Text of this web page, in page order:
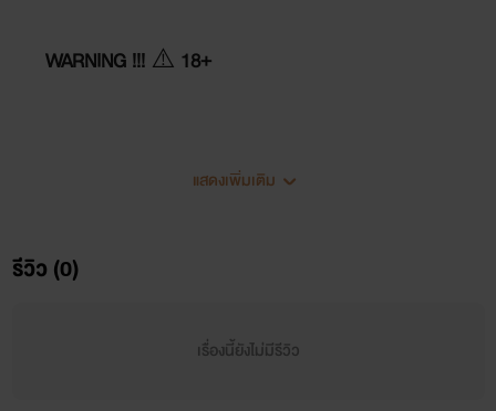
WARNING !!!⚠️ 18+
~นิยายเรื่องนี้อาจมีเนื้อหาไม่เหมาะสมกับผู้อ่านที่มีอายุตำ่
~มีการใช้คำพูดหยาบคาย รุนแรง และมีพฤติกรรมไม่เหมาะ
~ อาจมีการใช้ภาษาหรือคำเฉพาะเกี่ยวกับ รสนิยมทางเพศ
แสดงเพิ่มเติม
รีวิว (0)
เรื่องนี้ยังไม่มีรีวิว